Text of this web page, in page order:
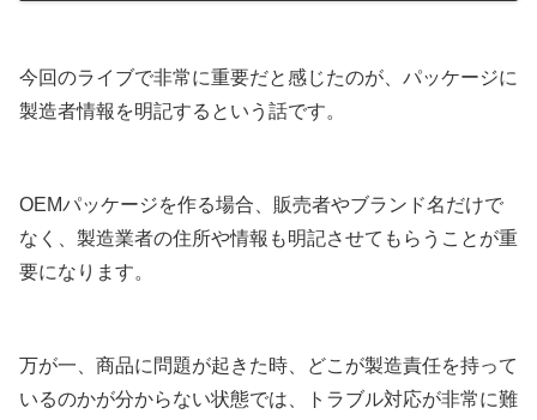
今回のライブで非常に重要だと感じたのが、パッケージに
製造者情報を明記するという話です。
OEMパッケージを作る場合、販売者やブランド名だけで
なく、製造業者の住所や情報も明記させてもらうことが重
要になります。
万が一、商品に問題が起きた時、どこが製造責任を持って
いるのかが分からない状態では、トラブル対応が非常に難